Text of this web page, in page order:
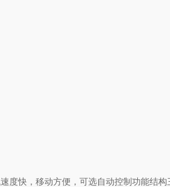
度快，移动方便，可选自动控制功能结